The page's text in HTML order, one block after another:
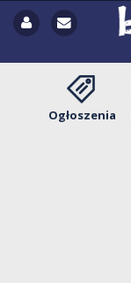
Ogłoszenia